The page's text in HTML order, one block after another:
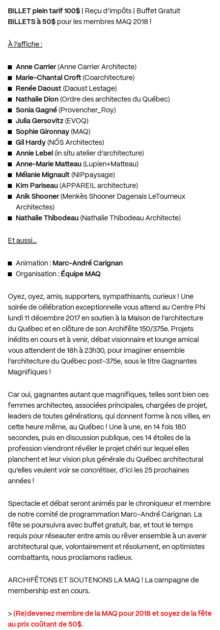
BILLET plein tarif 100$ | Reçu d’impôts | Buffet Gratuit
BILLETS à 50$ pour les membres MAQ 2018 !
À l’affiche :
Anne Carrier(Anne Carrier Architecte)
Marie-Chantal Croft (Coarchitecture)
Renée Daoust (Daoust Lestage)
Nathalie Dion (Ordre des architectes du Québec)
Sonia Gagné (Provencher_Roy)
Julia Gersovitz (EVOQ)
Sophie Gironnay (MAQ)
Gil Hardy (NÓS Architectes)
Annie Lebel (in situ atelier d’architecture)
Anne-Marie Matteau (Lupien+Matteau)
Mélanie Mignault (NIPpaysage)
Kim Pariseau (APPAREIL architecture)
Anik Shooner(Menkès Shooner Dagenais LeTourneux
Architectes)
Nathalie Thibodeau (Nathalie Thibodeau Architecte)
Et aussi…
Animation : Marc-André Carignan
Organisation : Équipe MAQ
Oyez, oyez, amis, supporters, sympathisants, curieux ! Une
soirée de célébration exceptionnelle vous attend au Centre Phi
lundi 11 décembre 2017 en soutien à la Maison de l’architecture
du Québec et en clôture de son Archifête 150/375e. Projets
inédits en cours et à venir, débat visionnaire et lounge amical
vous attendent de 18h à 23h30, pour imaginer ensemble
l’architecture du Québec post-375e, sous le titre Gagnantes
Magnifiques !
Car oui, gagnantes autant que magnifiques, telles sont bien ces
femmes architectes, associées principales, chargées de projet,
leaders de toutes générations, qui donnent forme à nos villes, en
cette heure même, au Québec ! Une à une, en 14 fois 180
secondes, puis en discussion publique, ces 14 étoiles de la
profession viendront révéler le projet chéri sur lequel elles
planchent et leur vision plus générale du Québec architectural
qu’elles veulent voir se concrétiser, d’ici les 25 prochaines
années !
Spectacle et débat seront animés par le chroniqueur et membre
de notre comité de programmation Marc-André Carignan. La
fête se poursuivra avec buffet gratuit, bar, et tout le temps
requis pour réseauter entre amis ou rêver ensemble à un avenir
architectural que, volontairement et résolument, en optimistes
combattants, nous proclamons radieux.
ARCHIFÊTONS ET SOUTENONS LA MAQ ! La campagne de
membership est en cours.
> ( Re)devenez membre de la MAQ pour 2018 et soyez de la fête
au prix coûtant de 50$.